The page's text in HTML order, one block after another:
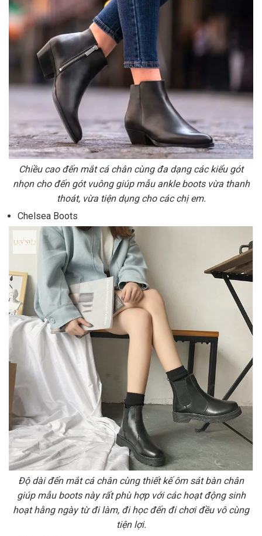
Chiều cao đến mắt cá chân cùng đa dạng các kiểu gót
nhọn cho đến gót vuông giúp mẫu ankle boots vừa thanh
thoát, vừa tiện dụng cho các chị em.
Chelsea Boots
Độ dài đến mắt cá chân cùng thiết kế ôm sát bàn chân
giúp mẫu boots này rất phù hợp với các hoạt động sinh
hoạt hằng ngày từ đi làm, đi học đến đi chơi đều vô cùng
tiện lợi.